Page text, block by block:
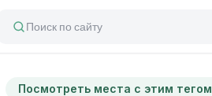
Поиск по сайту
Посмотреть места с этим тегом